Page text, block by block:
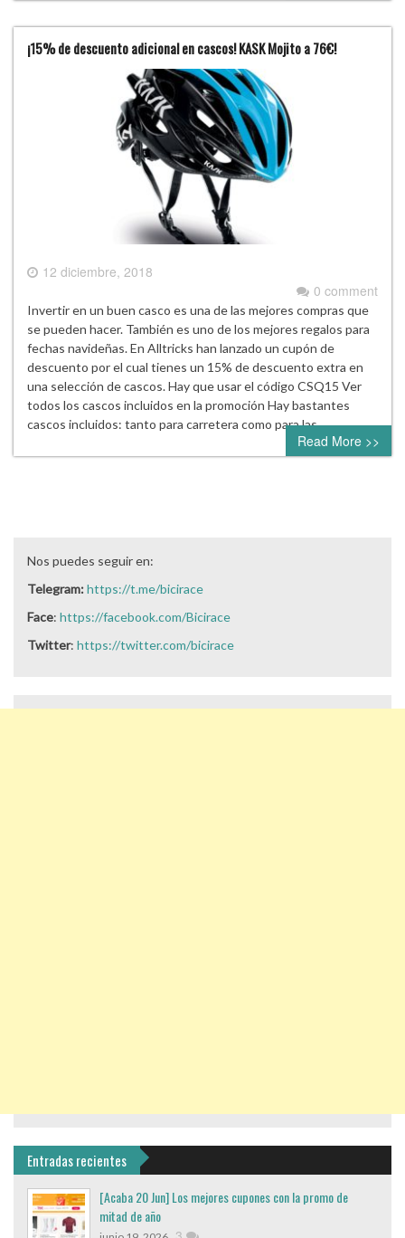
¡15% de descuento adicional en cascos! KASK Mojito a 76€!
12 diciembre, 2018
0 comment
Invertir en un buen casco es una de las mejores compras que
se pueden hacer. También es uno de los mejores regalos para
fechas navideñas. En Alltricks han lanzado un cupón de
descuento por el cual tienes un 15% de descuento extra en
una selección de cascos. Hay que usar el código CSQ15 Ver
todos los cascos incluidos en la promoción Hay bastantes
cascos incluidos: tanto para carretera como para las…
Read More >>
Nos puedes seguir en:
Telegram:https://t.me/bicirace
Face: https://facebook.com/Bicirace
Twitter: https://twitter.com/bicirace
Entradas recientes
[Acaba 20 Jun] Los mejores cupones con la promo de
mitad de año